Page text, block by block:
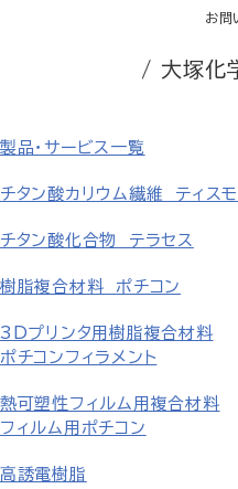
お問
/ 大塚化
製品・サービス一覧
チタン酸カリウム繊維 ティスモ
チタン酸化合物 テラセス
樹脂複合材料 ポチコン
3Dプリンタ用樹脂複合材料
ポチコンフィラメント
熱可塑性フィルム用複合材料
フィルム用ポチコン
高誘電樹脂